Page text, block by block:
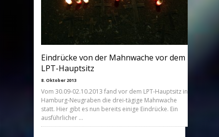
Eindrücke von der Mahnwache vor dem
LPT-Hauptsitz
8. Oktober 2013
Vom 30.09-02.10.2013 fand vor dem LPT-Hauptsitz in
Hamburg-Neugraben die drei-tägige Mahnwache
statt. Hier gibt es nun bereits einige Eindrücke. Ein
ausführlicher …